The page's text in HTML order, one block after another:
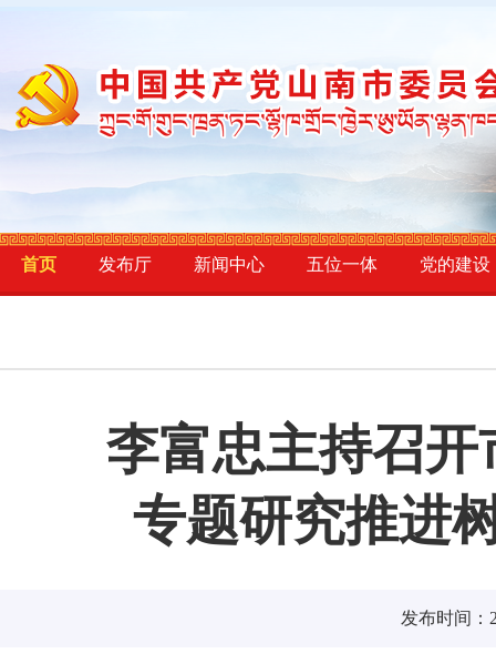
首页 发布厅 新闻中心 五位一体 党的建设
李富忠主持召
专题研究推进
发布时间：